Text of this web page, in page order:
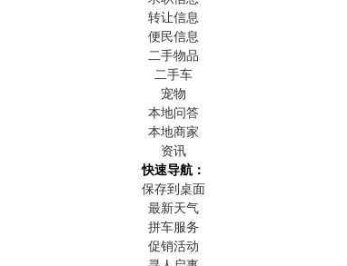
转让信息
便民信息
二手物品
二手车
宠物
本地问答
本地商家
资讯
快速导航：
保存到桌面
最新天气
拼车服务
促销活动